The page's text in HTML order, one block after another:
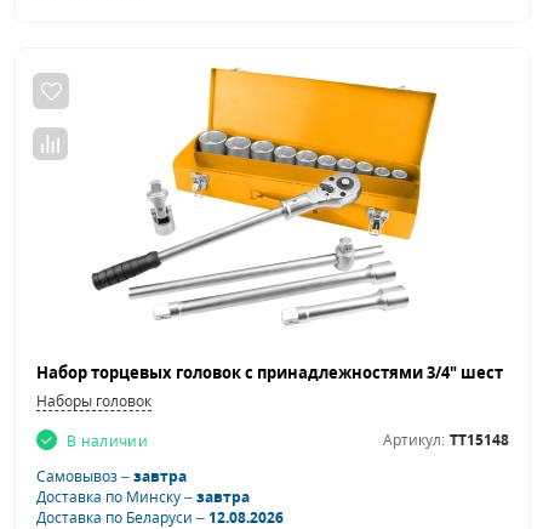
Наборы головок
В наличии
Артикул: TT15148
Самовывоз –завтра
Доставка по Минску –завтра
Доставка по Беларуси –12.08.2026